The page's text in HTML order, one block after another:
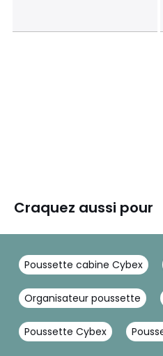
Craquez aussi pour
Poussette cabine Cybex
Organisateur poussette
Poussette Cybex